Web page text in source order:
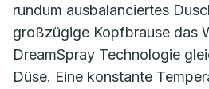
rundum ausbalanciertes
großzügige Kopfbrause das
DreamSpray Technologie
Düse. Eine konstante